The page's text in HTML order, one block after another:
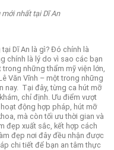
nhất tại Dĩ An
Dĩ An là gì? Đó chính là
chính là lý do vì sao các bạn
trong những thẩm mỹ viện lớn,
Văn Vĩnh – một trong những
nay. Tại đây, từng ca hút mỡ
chỉ định. Ưu điểm vượt
động hợp pháp, hút mỡ
mà còn tối ưu thời gian và
đẹp xuất sắc, kết hợp cách
đẹp nơi đây đều nhận được
chi tiết để bạn an tâm thực